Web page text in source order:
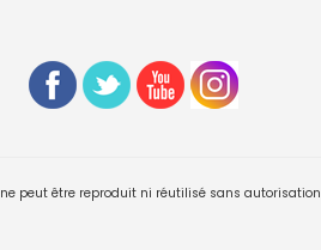
peut être reproduit ni réutilisé sans autorisation